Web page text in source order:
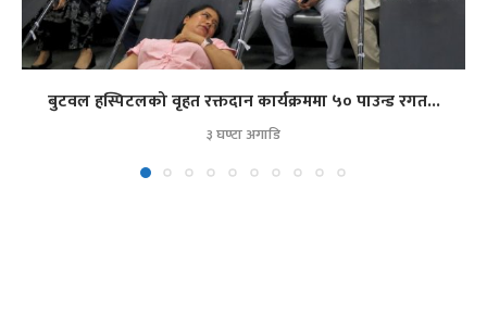
बुटवल हस्पिटलको वृहत रक्तदान कार्यक्रममा ५० पाउन्ड रगत...
३ घण्टा अगाडि